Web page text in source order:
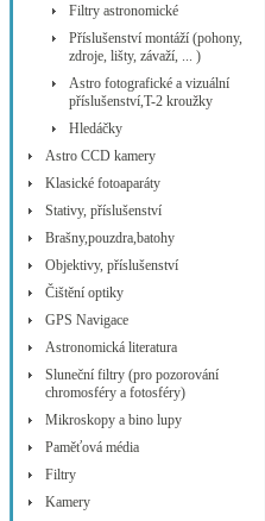
Filtry astronomické
Příslušenství montáží (pohony,
zdroje, lišty, závaží, ... )
Astro fotografické a vizuální
příslušenství,T-2 kroužky
Hledáčky
Astro CCD kamery
Klasické fotoaparáty
Stativy, příslušenství
Brašny,pouzdra,batohy
Objektivy, příslušenství
Čištění optiky
GPS Navigace
Astronomická literatura
Sluneční filtry (pro pozorování
chromosféry a fotosféry)
Mikroskopy a bino lupy
Paměťová média
Filtry
Kamery